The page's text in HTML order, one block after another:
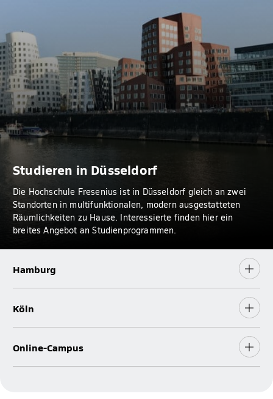
Studieren in Düsseldorf
Die Hochschule Fresenius ist in Düsseldorf gleich an zwei
Standorten in multifunktionalen, modern ausgestatteten
Räumlichkeiten zu Hause. Interessierte finden hier ein
breites Angebot an Studienprogrammen.
Hamburg
Köln
Online-Campus